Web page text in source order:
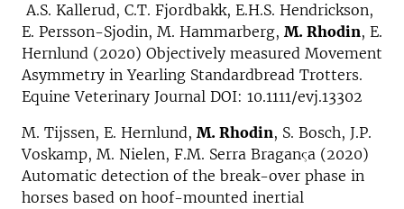
A.S. Kallerud, C.T. Fjordbakk, E.H.S. Hendrickson,
E. Persson-Sjodin, M. Hammarberg, M. Rhodin, E.
Hernlund (2020) Objectively measured Movement
Asymmetry in Yearling Standardbread Trotters.
Equine Veterinary Journal DOI: 10.1111/evj.13302
M. Tijssen, E. Hernlund, M. Rhodin, S. Bosch, J.P.
Voskamp, M. Nielen, F.M. Serra Braganςa (2020)
Automatic detection of the break-over phase in
horses based on hoof-mounted inertial